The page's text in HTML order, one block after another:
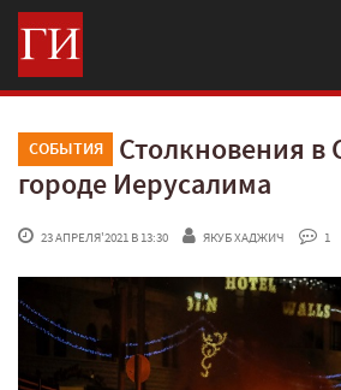
СОБЫТИЯ
Столкновения в
городе Иерусалима
23 АПРЕЛЯ'2021 В 13:30 ЯКУБ ХАДЖИЧ 1